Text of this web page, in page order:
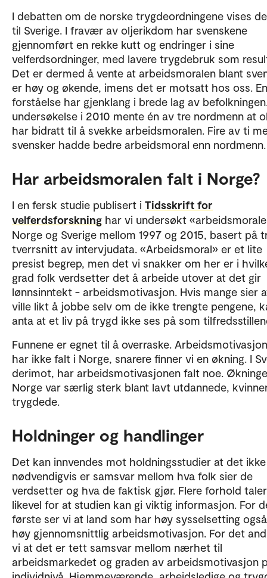
I debatten om de norske trygdeordningene vises
til Sverige. I fravær av oljerikdom har svenskene
gjennomført en rekke kutt og endringer i sine
velferdsordninger, med lavere trygdebruk som
Det er dermed å vente at arbeidsmoralen blant
er høy og økende, imens det er motsatt hos oss.
forståelse har gjenklang i brede lag av
undersøkelse i 2010 mente én av tre nordmenn at
har bidratt til å svekke arbeidsmoralen. Fire av ti
svensker hadde bedre arbeidsmoral enn nordmenn.
Har arbeidsmoralen falt i Norge?
I en fersk studie publisert i Tidsskrift for
velferdsforskning har vi undersøkt
Norge og Sverige mellom 1997 og 2015, basert på
tverrsnitt av intervjudata. «Arbeidsmoral» er et lite
presist begrep, men det vi snakker om her er i
grad folk verdsetter det å arbeide utover at det gir
lønnsinntekt - arbeidsmotivasjon. Hvis mange sier
ville likt å jobbe selv om de ikke trengte pengene,
anta at et liv på trygd ikke ses på som
Funnene er egnet til å overraske.
har ikke falt i Norge, snarere finner vi en økning. I
derimot, har arbeidsmotivasjonen falt noe.
Norge var særlig sterk blant lavt utdannede,
trygdede.
Holdninger og handlinger
Det kan innvendes mot holdningsstudier at det ikke
nødvendigvis er samsvar mellom hva folk sier de
verdsetter og hva de faktisk gjør. Flere forhold taler
likevel for at studien kan gi viktig informasjon. For
første ser vi at land som har høy sysselsetting
høy gjennomsnittlig arbeidsmotivasjon. For det
vi at det er tett samsvar mellom nærhet til
arbeidsmarkedet og graden av arbeidsmotivasjon